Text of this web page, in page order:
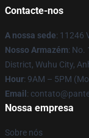
Contacte-nos
A nossa sede: 11246
Nosso Armazém: No.
District, Wuhu City,
Hour: 9AM – 5PM
Email :
Nossa empresa
Sobre nós